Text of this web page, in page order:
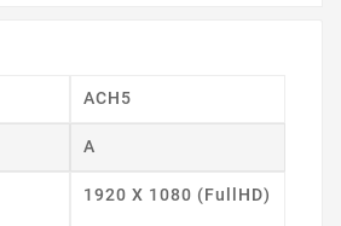
ACH5
A
1920 X 1080 (FullHD)